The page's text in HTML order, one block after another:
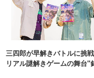
三四郎が早解きバトルに挑戦
リアル謎解きゲームの舞台"